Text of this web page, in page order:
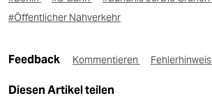
#Öffentlicher Nahverkehr
Feedback Kommentieren Fehlerhinweis
Diesen Artikel teilen